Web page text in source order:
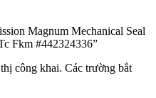
Magnum Mechanical Seal
Fkm #442324336”
công khai. Các trường bắt